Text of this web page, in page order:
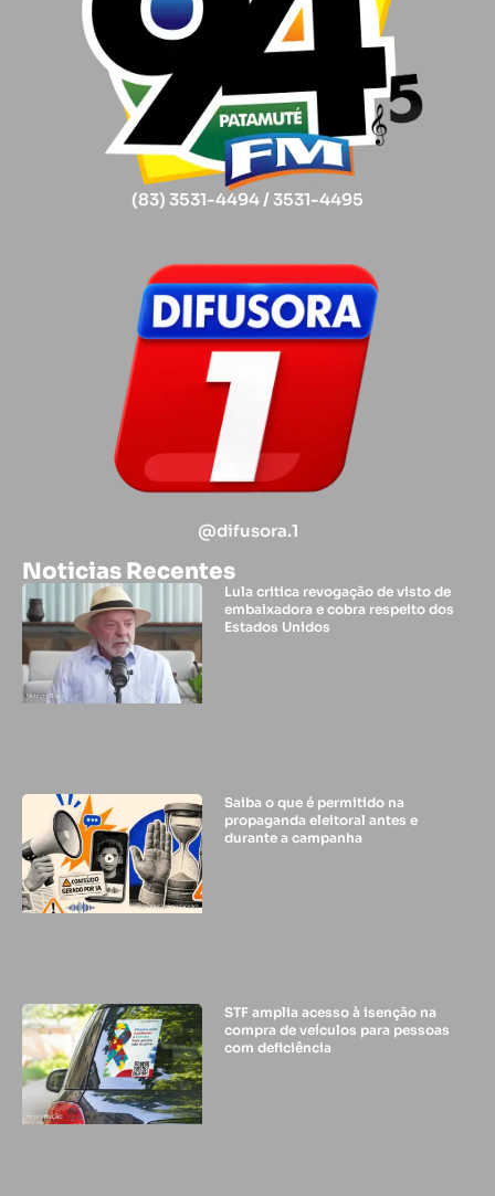
(83) 3531-4494 / 3531-4495
@difusora.1
Noticias Recentes
Lula critica revogação de visto de
embaixadora e cobra respeito dos
Estados Unidos
Saiba o que é permitido na
propaganda eleitoral antes e
durante a campanha
STF amplia acesso à isenção na
compra de veículos para pessoas
com deficiência